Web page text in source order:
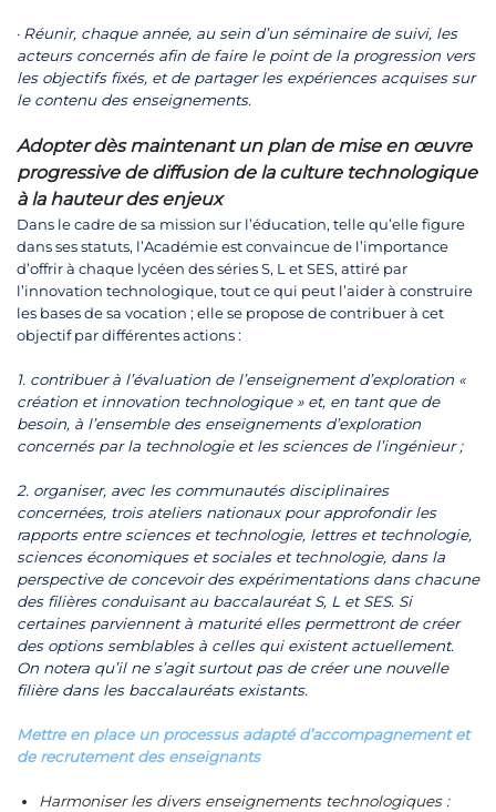
· Réunir, chaque année, au sein d’un séminaire de suivi, les
acteurs concernés afin de faire le point de la progression vers
les objectifs fixés, et de partager les expériences acquises sur
le contenu des enseignements.
Adopter dès maintenant un plan de mise en œuvre
progressive de diffusion de la culture technologique
à la hauteur des enjeux
Dans le cadre de sa mission sur l’éducation, telle qu’elle figure
dans ses statuts, l’Académie est convaincue de l’importance
d’offrir à chaque lycéen des séries S, L et SES, attiré par
l’innovation technologique, tout ce qui peut l’aider à construire
les bases de sa vocation ; elle se propose de contribuer à cet
objectif par différentes actions :
1. contribuer à l’évaluation de l’enseignement d’exploration «
création et innovation technologique » et, en tant que de
besoin, à l’ensemble des enseignements d’exploration
concernés par la technologie et les sciences de l’ingénieur ;
2. organiser, avec les communautés disciplinaires
concernées, trois ateliers nationaux pour approfondir les
rapports entre sciences et technologie, lettres et technologie,
sciences économiques et sociales et technologie, dans la
perspective de concevoir des expérimentations dans chacune
des filières conduisant au baccalauréat S, L et SES. Si
certaines parviennent à maturité elles permettront de créer
des options semblables à celles qui existent actuellement.
On notera qu’il ne s’agit surtout pas de créer une nouvelle
filière dans les baccalauréats existants.
Mettre en place un processus adapté d’accompagnement et
de recrutement des enseignants
Harmoniser les divers enseignements technologiques :